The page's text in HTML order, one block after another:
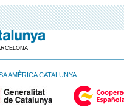
AMÈRICA CATALUNYA